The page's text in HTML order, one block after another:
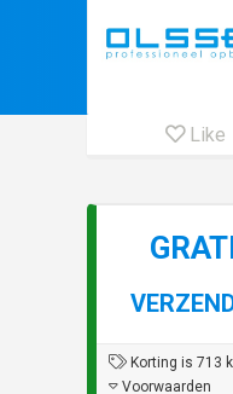
Like
Korting is 713
Voorwaarden